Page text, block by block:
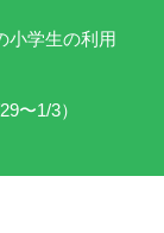
小学生の利用
〜1/3）